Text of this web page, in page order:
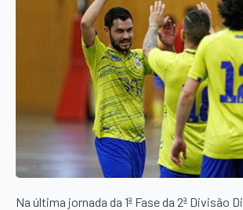
Na última jornada da 1ª Fase da 2ª Divisão